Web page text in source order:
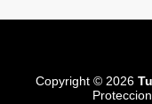
Copyright © 2026